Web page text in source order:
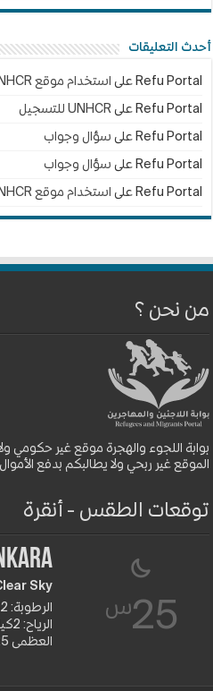
أحدث التعليقات
Refu Portal على استخدام موقع UNHCR
Refu Portal على UNHCR للتسجيل
Refu Portal على سؤال وجواب
Refu Portal على سؤال وجواب
Refu Portal على استخدام موقع UNHCR
من نحن ؟
الموقع غير ربحي ولا يطالبكم بدفع
توقعات الطقس - أنقرة
25س
Sky
الرطوبة: 52%
الرياح: 2كيلومتر/ساعة ش
العظمى 25 • الصغرى 21